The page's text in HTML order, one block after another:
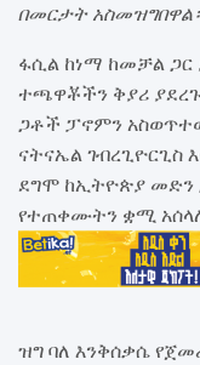
በመርታት
ፋሲል ከነማ ከመቻል ጋር
ተጫዋቾችን ቅያሪ
ጋቶች ፓኖምን
ናትናኤል ገብረጊዮርጊስ
ደግሞ ከኢትዮጵያ መድን
የተጠቀሙትን ቋሚ
ዝግ ባለ እንቅሰቃሴ